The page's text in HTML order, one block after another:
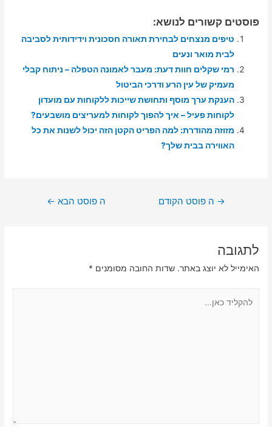
פוסטים קשורים לנושא:
טיפים מנצחים לבחירת תאורה חסכונית וידידותית לסביבה
לבית מואר ונעים
רמי שקלים חוות דעת: מעבר לאמונה הטפלה – ניתוח קבלי
מעמיק של עין הרע ודרכי הביטול
הענקת ערך מוסף ותחושת שייכות ללקוחות עם מועדון
לקוחות פעיל – איך להפוך לקוחות למעריצים מושבעים?
מזוזה מהודרת: למה הפריט הקטן הזה יכול לשנות את כל
האווירה בבית שלך?
ניווט
→ ה פוסט הקודם ה פוסט הבא ←
לתגובה
האימייל לא יוצג באתר. שדות החובה מסומנים *